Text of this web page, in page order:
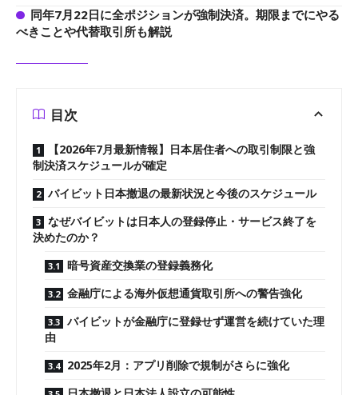
同年7月22日に全ポジションが強制決済。期限までにやる
べきことや代替取引所も解説
目次
【2026年7月最新情報】日本居住者への取引制限と強
制決済スケジュールが確定
バイビット日本撤退の最新状況と今後のスケジュール
なぜバイビットは日本人の登録停止・サービス終了を
決めたのか？
暗号資産交換業の登録義務化
金融庁による海外仮想通貨取引所への警告強化
バイビットが金融庁に登録せず運営を続けていた理
由
2025年2月：アプリ削除で規制がさらに強化